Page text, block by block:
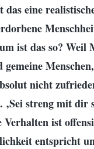
das eine
ist das so? Weil
gemeine
nicht
streng mit dir
ist
entspricht